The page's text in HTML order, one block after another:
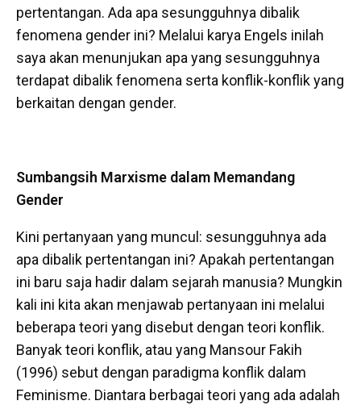
pertentangan. Ada apa sesungguhnya dibalik
fenomena gender ini? Melalui karya Engels inilah
saya akan menunjukan apa yang sesungguhnya
terdapat dibalik fenomena serta konflik-konflik yang
berkaitan dengan gender.
Sumbangsih Marxisme dalam Memandang
Gender
Kini pertanyaan yang muncul: sesungguhnya ada
apa dibalik pertentangan ini? Apakah pertentangan
ini baru saja hadir dalam sejarah manusia? Mungkin
kali ini kita akan menjawab pertanyaan ini melalui
beberapa teori yang disebut dengan teori konflik.
Banyak teori konflik, atau yang Mansour Fakih
(1996) sebut dengan paradigma konflik dalam
Feminisme. Diantara berbagai teori yang ada adalah